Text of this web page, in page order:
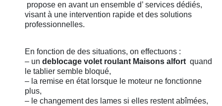
propose en avant un ensemble d’ services dédiés,
visant à une intervention rapide et des solutions
professionnelles.
En fonction de des situations, on effectuons :
– un deblocage volet roulant Maisons alfort quand
le tablier semble bloqué,
– la remise en état lorsque le moteur ne fonctionne
plus,
– le changement des lames si elles restent abîmées,